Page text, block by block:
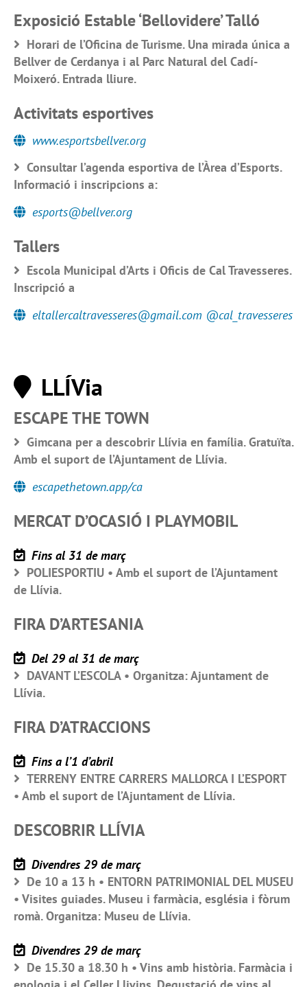
Exposició Estable ‘Bellovidere’ Talló
Horari de l’Oficina de Turisme. Una mirada única a
Bellver de Cerdanya i al Parc Natural del Cadí-
Moixeró. Entrada lliure.
Activitats esportives
www.esportsbellver.org
Consultar l’agenda esportiva de l’Àrea d’Esports.
Informació i inscripcions a:
esports@bellver.org
Tallers
Escola Municipal d’Arts i Oficis de Cal Travesseres.
Inscripció a
eltallercaltravesseres@gmail.com @cal_travesseres
LLÍVia
ESCAPE THE TOWN
Gimcana per a descobrir Llívia en família. Gratuïta.
Amb el suport de l’Ajuntament de Llívia.
escapethetown.app/ca
MERCAT D’OCASIÓ I PLAYMOBIL
Fins al 31 de març
POLIESPORTIU • Amb el suport de l’Ajuntament
de Llívia.
FIRA D’ARTESANIA
Del 29 al 31 de març
DAVANT L’ESCOLA • Organitza: Ajuntament de
Llívia.
FIRA D’ATRACCIONS
Fins a l’1 d’abril
TERRENY ENTRE CARRERS MALLORCA I L’ESPORT
• Amb el suport de l’Ajuntament de Llívia.
DESCOBRIR LLÍVIA
Divendres 29 de març
De 10 a 13 h • ENTORN PATRIMONIAL DEL MUSEU
• Visites guiades. Museu i farmàcia, església i fòrum
romà. Organitza: Museu de Llívia.
Divendres 29 de març
De 15.30 a 18.30 h • Vins amb història. Farmàcia i